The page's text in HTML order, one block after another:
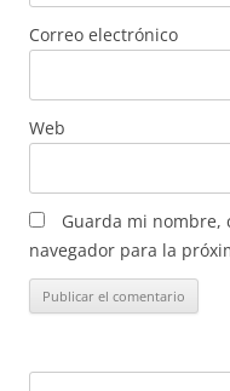
Correo electrónico
Web
Guarda mi nombre,
navegador para la